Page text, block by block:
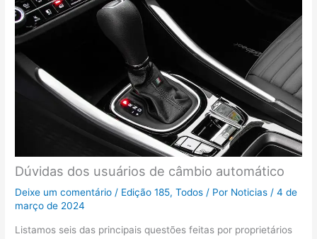
Dúvidas dos usuários de câmbio automático
Deixe um comentário / Edição 185,Todos / Por Noticias /4 de
março de 2024
Listamos seis das principais questões feitas por proprietários